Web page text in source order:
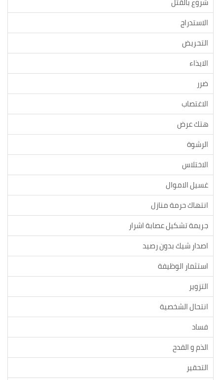
الاستدراج
التحريض
الايذاء
ضرر
الاغتصاب
هتك عرض
الرشوة
الاختلاس
غسيل الاموال
انتهاك حرمة منازل
جريمة تشكيل عصابة اشرار
اصدار شيك بدون رصيد
استثمار الوظيفة
التزوير
انتحال الشخصية
فساد
الذم و القدح
التحقير